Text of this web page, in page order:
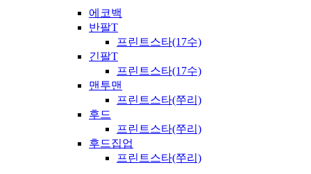
에코백
반팔T
프린트스타(17수)
긴팔T
프린트스타(17수)
맨투맨
프린트스타(쭈리)
후드
프린트스타(쭈리)
후드집업
프린트스타(쭈리)